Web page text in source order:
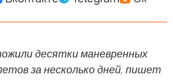
десятки маневренных
за несколько дней, пишет